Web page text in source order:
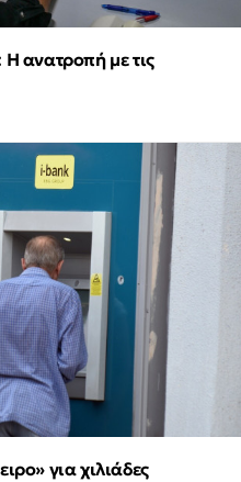
Η ανατροπή με τις
για χιλιάδες